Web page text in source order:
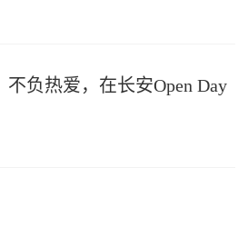
不负热爱，在长安Open Day